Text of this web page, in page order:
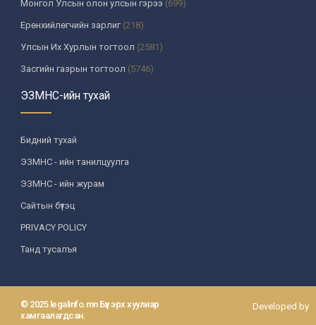
Монгол Улсын олон улсын гэрээ (699)
Ерөнхийлөгчийн зарлиг(218)
Улсын Их Хурлын тогтоол (2581)
Засгийн газрын тогтоол (5746)
Үндсэн хуулийн цэцийн шийдвэр
Улсын дээд шүүхийн тогтоол
УИХ-аас томилогддог байгууллагын дарга, түүнтэй адилтгах албан
тушаалтны шийдвэр
Сайдын тушаал(987)
Засгийн газрын агентлагийн даргын тушаал
Хууль, хяналтын байгууллага
Төрийн зарим чиг үүргийг хууль болон гэрээний үндсэн дээр
хэрэгжүүлж буй байгууллага
Аймаг, нийслэлийн Засаг даргын захирамж(85)
Зөвлөл, хороо, бусад байгууллага
ЭЗМНС-ийн тухай
Бидний тухай
ЭЗМНС - ийн танилцуулга
ЭЗМНС - ийн журам
Сайтын бүтэц
PRIVACY POLICY
Танд тусалъя
© 2025 legalinfo.mn Бүх эрх хуулиар
хамгаалагдсан.
Developed by